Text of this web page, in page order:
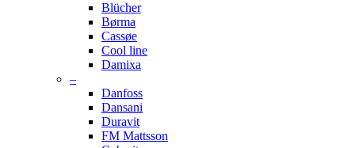
Blücher
Børma
Cassøe
Cool line
Damixa
–
Danfoss
Dansani
Duravit
FM Mattsson